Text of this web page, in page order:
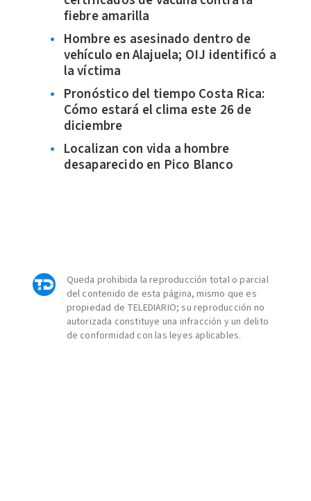
fiebre amarilla
Hombre es asesinado dentro de
vehículo en Alajuela; OIJ identificó a
la víctima
Pronóstico del tiempo Costa Rica:
Cómo estará el clima este 26 de
diciembre
Localizan con vida a hombre
desaparecido en Pico Blanco
Queda prohibida la reproducción total o parcial
del contenido de esta página, mismo que es
propiedad de TELEDIARIO; su reproducción no
autorizada constituye una infracción y un delito
de conformidad con las leyes aplicables.